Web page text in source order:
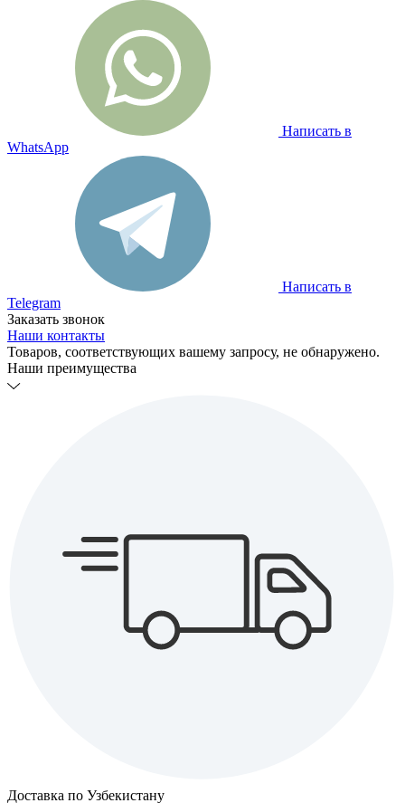
Написать в
WhatsApp
Написать в
Telegram
Заказать звонок
Наши контакты
Товаров, соответствующих вашему запросу, не обнаружено.
Наши преимущества
Доставка по Узбекистану